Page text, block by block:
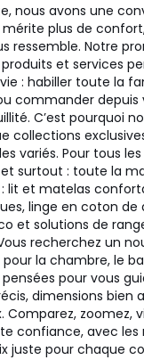
nous avons une
plus de
ressemble. Notre
et services
: habiller toute la
commander depuis
C’est pourquoi
collections
variés. Pour tous
surtout : toute la
lit et matelas
linge en coton de
et solutions de
recherchez un
la chambre, le
pour vous
dimensions bien
Comparez, zoomez,
confiance, avec les
juste pour chaque